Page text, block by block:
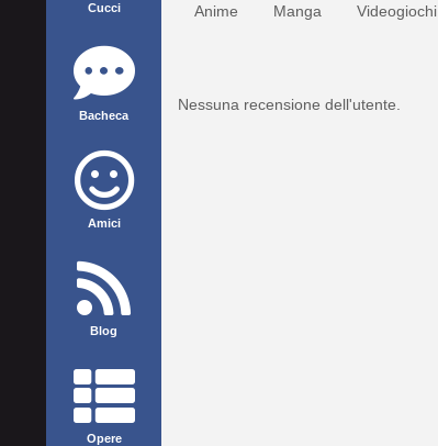
Cucci
Bacheca
Amici
Blog
Opere
Anime Manga Videogiochi
Nessuna recensione dell'utente.